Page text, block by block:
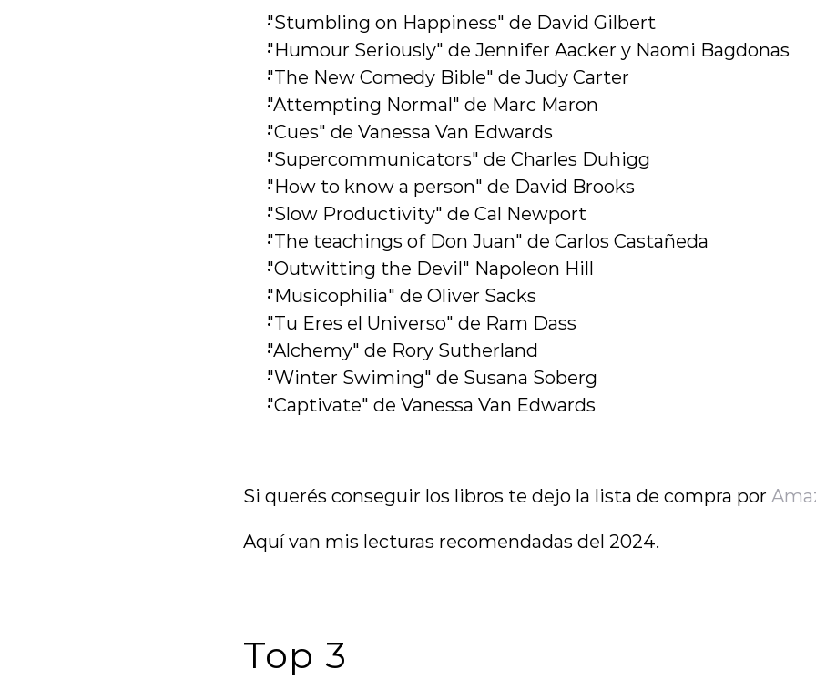
"Stumbling on Happiness" de David Gilbert
"Humour Seriously" de Jennifer Aacker y Naomi Bagdonas
"The New Comedy Bible" de Judy Carter
"Attempting Normal" de Marc Maron
"Cues" de Vanessa Van Edwards
"Supercommunicators" de Charles Duhigg
"How to know a person" de David Brooks
"Slow Productivity" de Cal Newport
"The teachings of Don Juan" de Carlos Castañeda
"Outwitting the Devil" Napoleon Hill
"Musicophilia" de Oliver Sacks
"Tu Eres el Universo" de Ram Dass
"Alchemy" de Rory Sutherland
"Winter Swiming" de Susana Soberg
"Captivate" de Vanessa Van Edwards
Si querés conseguir los libros te dejo la lista de compra por
Aquí van mis lecturas recomendadas del 2024.
Top 3